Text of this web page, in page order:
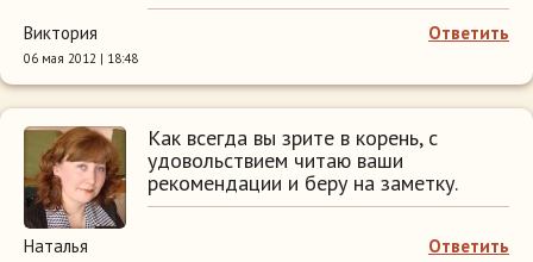
Ответить
Виктория
06 мая 2012 | 18:48
Как всегда вы зрите в корень, с
удовольствием читаю ваши
рекомендации и беру на заметку.
Ответить
Наталья